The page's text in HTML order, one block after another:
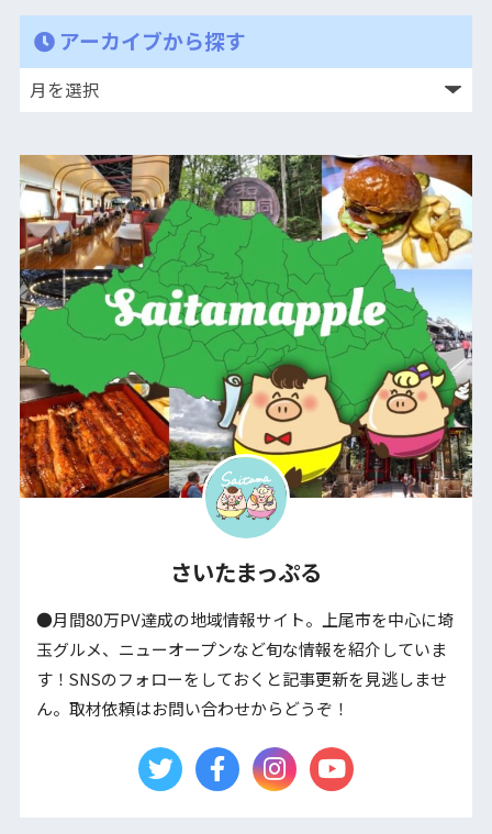
アーカイブから探す
さいたまっぷる
●月間80万PV達成の地域情報サイト。上尾市を中心に埼
玉グルメ、ニューオープンなど旬な情報を紹介していま
す！SNSのフォローをしておくと記事更新を見逃しませ
ん。取材依頼はお問い合わせからどうぞ！